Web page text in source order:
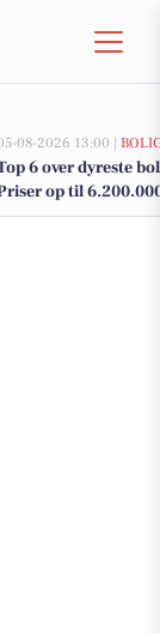
08-2026 13:00 |
6 over dyreste
op til
og Kira Skov